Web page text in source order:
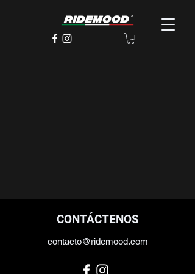
CONTÁCTENOS
contacto@ridemood.com